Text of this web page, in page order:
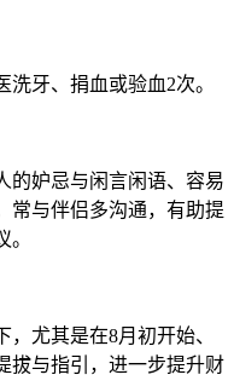
牙、捐血或验血2次。
的妒忌与闲言闲语、容易
常与伴侣多沟通，有助提
尤其是在8月初开始、
拔与指引，进一步提升财